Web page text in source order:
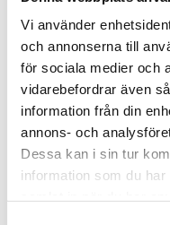
Vi använder
och annonserna till
för sociala medier och
vidarebefordrar även
information från din
annons- och
Dessa kan i sin tur
information som du